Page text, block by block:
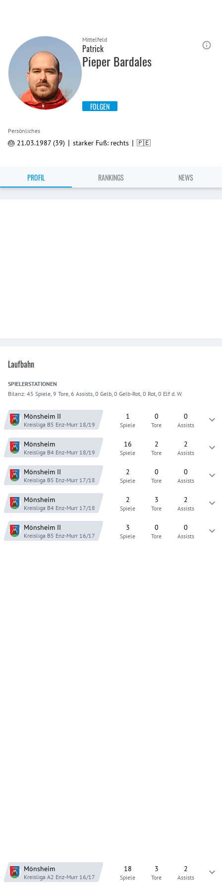
Mittelfeld
Patrick
Pieper Bardales
FOLGEN
Persönliches
🎂 21.03.1987 (39) | starker Fuß: rechts | 🇵🇪
PROFIL RANKINGS NEWS
Laufbahn
SPIELERSTATIONEN
Bilanz: 45 Spiele, 9 Tore, 6 Assists, 0 Gelb, 0 Gelb-Rot, 0 Rot, 0 Elf d. W.
Mönsheim II
Kreisliga B5 Enz-Murr 18/19
1
Spiele
0
Tore
0
Assists
Mönsheim
Kreisliga B4 Enz-Murr 18/19
16
Spiele
2
Tore
2
Assists
Mönsheim II
Kreisliga B5 Enz-Murr 17/18
2
Spiele
0
Tore
0
Assists
Mönsheim
Kreisliga B4 Enz-Murr 17/18
2
Spiele
3
Tore
2
Assists
Mönsheim II
Kreisliga B5 Enz-Murr 16/17
3
Spiele
0
Tore
0
Assists
Mönsheim
Kreisliga A2 Enz-Murr 16/17
18
Spiele
3
Tore
2
Assists